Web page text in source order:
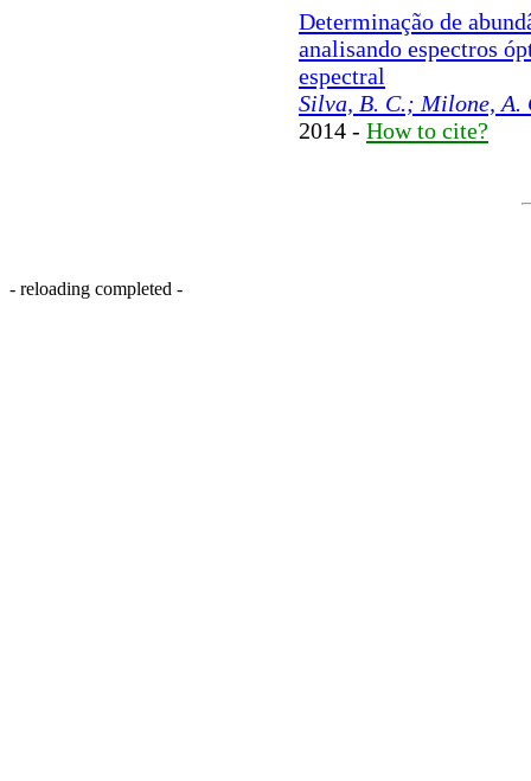
Determinação de
analisando espectros
espectral
Silva, B. C.; Milone, A.
2014 - How to cite?
- reloading completed -